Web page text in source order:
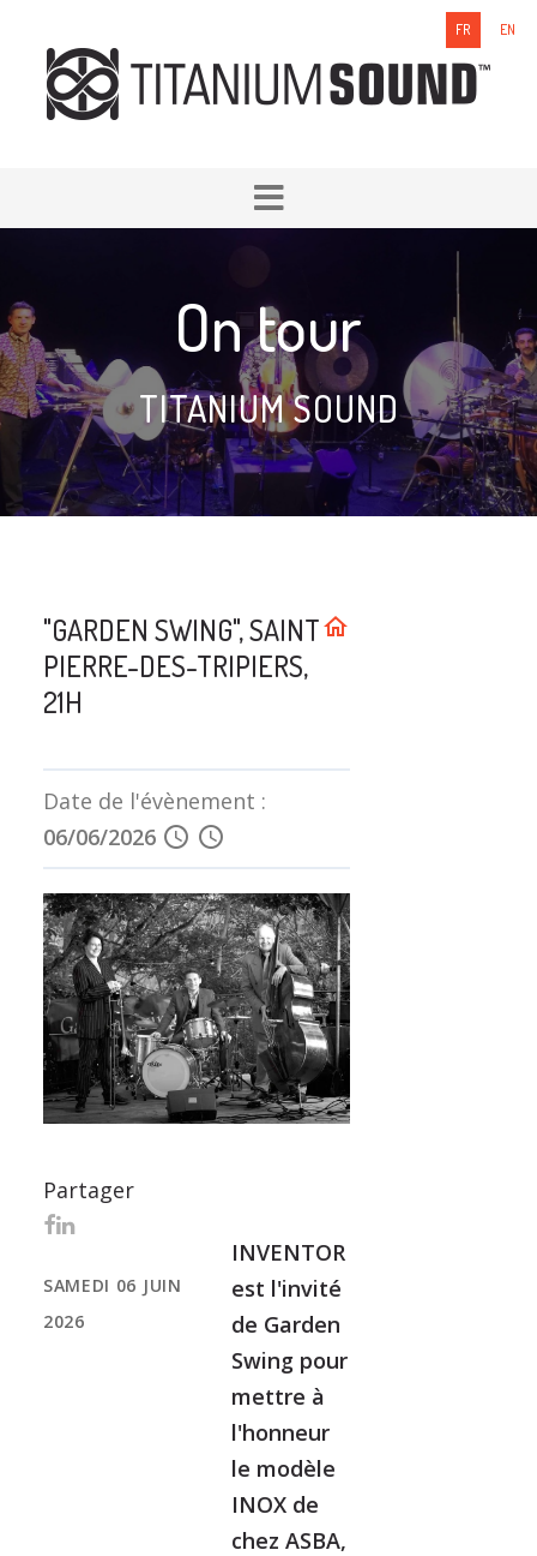
FR EN
On tour
TITANIUM SOUND
home
"GARDEN SWING", SAINT
PIERRE-DES-TRIPIERS,
21H
Date de l'évènement :
06/06/2026 schedule schedule
INVENTOR
est l'invité
de Garden
Swing pour
mettre à
l'honneur
le modèle
INOX de
chez ASBA,
Partager
SAMEDI 06 JUIN
2026